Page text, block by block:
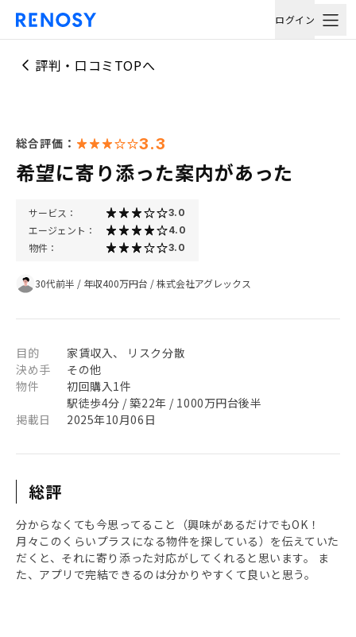
ログイン
評判・口コミTOPへ
総合評価： 3.3
希望に寄り添った案内があった
サービス： 3.0
エージェント： 4.0
物件： 3.0
30代前半 / 年収400万円台 /株式会社アグレックス
目的
家賃収入、 リスク分散
決め手
その他
物件
初回購入1件
駅徒歩4分 / 築22年 / 1000万円台後半
掲載日
2025年10月06日
総評
分からなくても今思ってること（興味があるだけでもOK！
月々このくらいプラスになる物件を探している）を伝えていた
だくと、それに寄り添った対応がしてくれると思います。 ま
た、アプリで完結できるのは分かりやすくて良いと思う。